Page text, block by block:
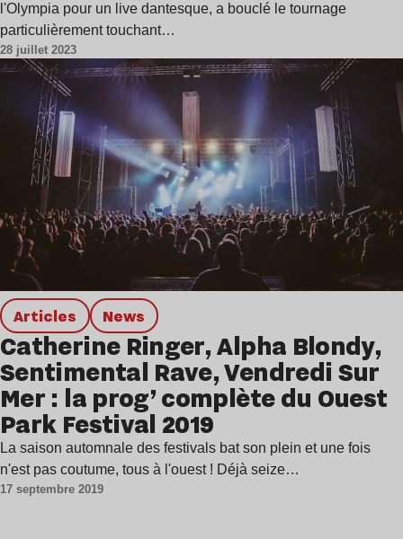
l'Olympia pour un live dantesque, a bouclé le tournage
particulièrement touchant…
28 juillet 2023
Articles news
Catherine Ringer, Alpha Blondy,
Sentimental Rave, Vendredi Sur
Mer : la prog’ complète du Ouest
Park Festival 2019
La saison automnale des festivals bat son plein et une fois
n'est pas coutume, tous à l'ouest ! Déjà seize…
17 septembre 2019